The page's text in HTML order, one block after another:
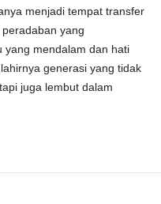
menjadi tempat transfer
yang
yang mendalam dan hati
generasi yang tidak
juga lembut dalam